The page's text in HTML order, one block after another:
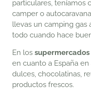
particulares, teníamos
camper o
llevas un camping gas
todo cuando hace
En los supermercados
en cuanto a España
dulces, chocolatinas,
productos frescos.